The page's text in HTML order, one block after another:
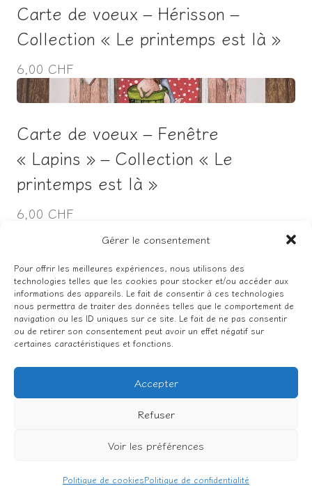
Gérer le consentement
Pour offrir les meilleures expériences, nous utilisons des
technologies telles que les cookies pour stocker et/ou accéder aux
informations des appareils. Le fait de consentir à ces technologies
nous permettra de traiter des données telles que le comportement de
navigation ou les ID uniques sur ce site. Le fait de ne pas consentir
ou de retirer son consentement peut avoir un effet négatif sur
certaines caractéristiques et fonctions.
Accepter
Refuser
Voir les préférences
Politique de cookiesPolitique de confidentialité
Carte de voeux – Hérisson –
Collection « Le printemps est là »
6,00 CHF
Carte de voeux – Fenêtre
« Lapins » – Collection « Le
printemps est là »
6,00 CHF
Facebook Instagram
Politique de confidentialité
Conditions générales de vente
Mentions légales
© 2026 carte-et-chiffon.ch